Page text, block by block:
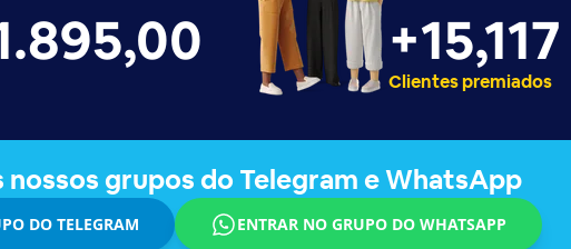
+15,127
Clientes premiados
grupos do Telegram e WhatsApp
DO TELEGRAM ENTRAR NO GRUPO DO WHATSAPP